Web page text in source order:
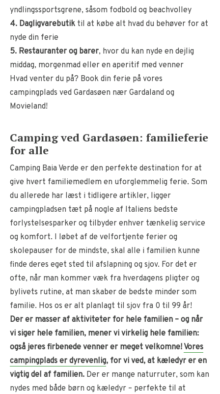
yndlingssportsgrene, såsom fodbold og beachvolley
4. Dagligvarebutik til at købe alt hvad du behøver for at
nyde din ferie
5. Restauranter og barer, hvor du kan nyde en dejlig
middag, morgenmad eller en aperitif med venner
Hvad venter du på? Book din ferie på vores
campingplads ved Gardasøen nær Gardaland og
Movieland!
Camping ved Gardasøen: familieferie
for alle
Camping Baia Verde er den perfekte destination for at
give hvert familiemedlem en uforglemmelig ferie. Som
du allerede har læst i tidligere artikler, ligger
campingpladsen tæt på nogle af Italiens bedste
forlystelsesparker og tilbyder enhver tænkelig service
og komfort. I løbet af de velfortjente ferier og
skolepauser for de mindste, skal alle i familien kunne
finde deres eget sted til afslapning og sjov. For det er
ofte, når man kommer væk fra hverdagens pligter og
bylivets rutine, at man skaber de bedste minder som
familie. Hos os er alt planlagt til sjov fra 0 til 99 år!
Der er masser af aktiviteter for hele familien – og når
vi siger hele familien, mener vi virkelig hele familien:
også jeres firbenede venner er meget velkomne! Vores
campingplads er dyrevenlig, for vi ved, at kæledyr er en
vigtig del af familien. Der er mange naturruter, som kan
nydes med både børn og kæledyr – perfekte til at